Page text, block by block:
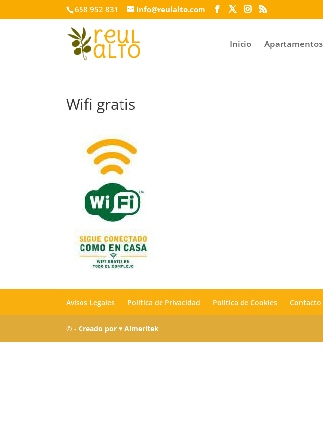
658 952 831 info@reulalto.com
Inicio Apartamentos
Wifi gratis
Avisos Legales Política de Privacidad Política de Cookies Contacto
© -Creado por ♥ Almeritek